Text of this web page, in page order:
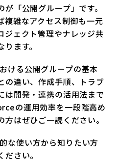
「公開グループ」です。
複雑なアクセス制御も一元
ジェクト管理やナレッジ共
ます。
ける公開グループの基本
の違い、作成手順、トラブ
は開発・連携の活用法まで
の運用効率を一段階高め
はぜひご一読ください。
な使い方から知りたい方
さい。